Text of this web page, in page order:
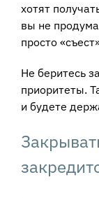
хотят
вы не
просто
Не беритесь
приоритеты.
и будете